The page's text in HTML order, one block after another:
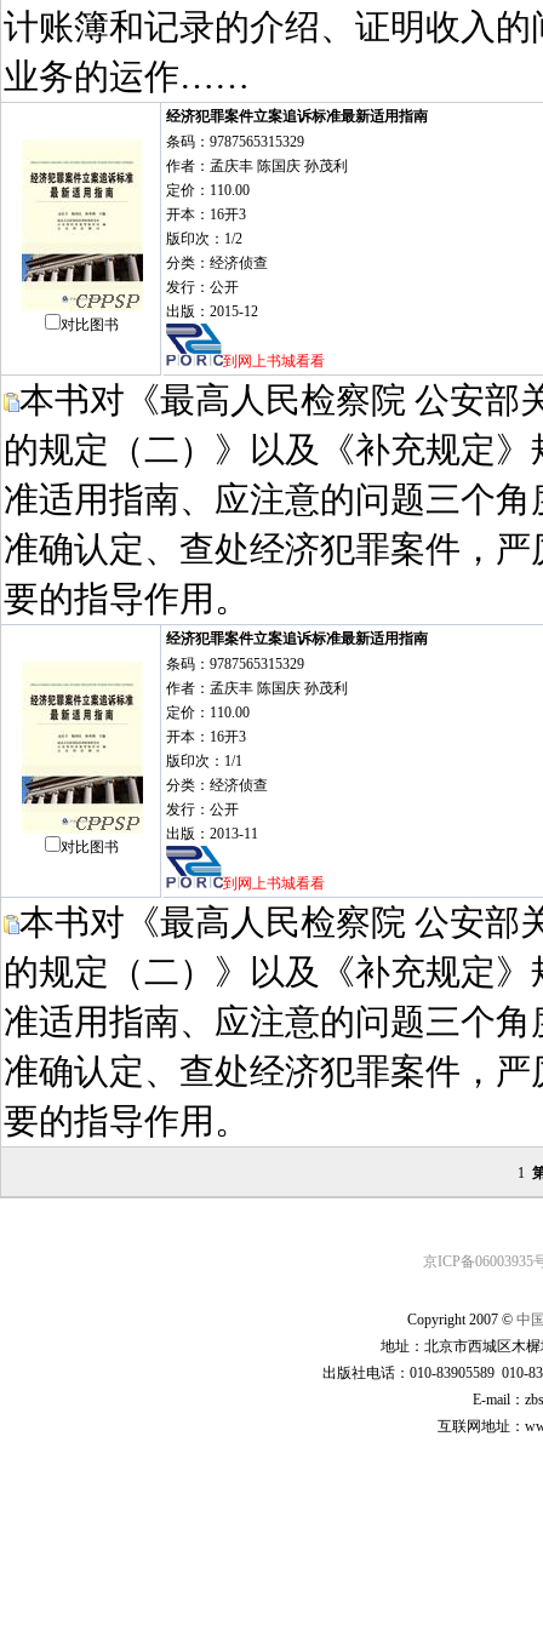
计账簿和记录的介绍、证明收入
业务的运作……
对比图书
经济犯罪案件立案追诉标准最新适用指南
条码：9787565315329
作者：孟庆丰 陈国庆 孙茂利
定价：110.00
开本：16开3
版印次：1/2
分类：经济侦查
发行：公开
出版：2015-12
到网上书城看看
本书对《最高人民检察院 公安部
的规定（二）》以及《补充规定
准适用指南、应注意的问题三个
准确认定、查处经济犯罪案件，
要的指导作用。
对比图书
经济犯罪案件立案追诉标准最新适用指南
条码：9787565315329
作者：孟庆丰 陈国庆 孙茂利
定价：110.00
开本：16开3
版印次：1/1
分类：经济侦查
发行：公开
出版：2013-11
到网上书城看看
本书对《最高人民检察院 公安部
的规定（二）》以及《补充规定
准适用指南、应注意的问题三个
准确认定、查处经济犯罪案件，
要的指导作用。
1
京ICP备06003935
Copyright 2007 © 中
地址：北京市西城区木
出版社电话：010-83905589 010-
E-mail：
互联网地址：